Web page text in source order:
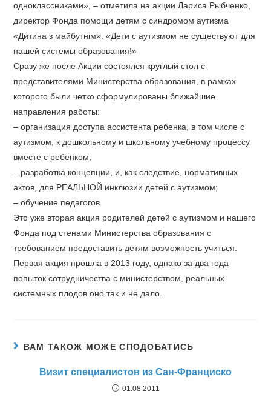
одноклассниками», – отметила на акции Лариса Рыбченко,
директор Фонда помощи детям с синдромом аутизма
«Дитина з майбутнім». «Дети с аутизмом не существуют для
нашей системы образования!»
Сразу же после Акции состоялся круглый стол с
представителями Министерства образования, в рамках
которого были четко сформулированы ближайшие
направления работы:
– организация доступа ассистента ребенка, в том числе с
аутизмом, к дошкольному и школьному учебному процессу
вместе с ребенком;
– разработка концепции, и, как следствие, нормативных
актов, для РЕАЛЬНОЙ инклюзии детей с аутизмом;
– обучение педагогов.
Это уже вторая акция родителей детей с аутизмом и нашего
Фонда под стенами Министерства образования с
требованием предоставить детям возможность учиться.
Первая акция прошла в 2013 году, однако за два года
попыток сотрудничества с министерством, реальных
системных плодов оно так и не дало.
ВАМ ТАКОЖ МОЖЕ СПОДОБАТИСЬ
Визит специалистов из Сан-Франциско
01.08.2011